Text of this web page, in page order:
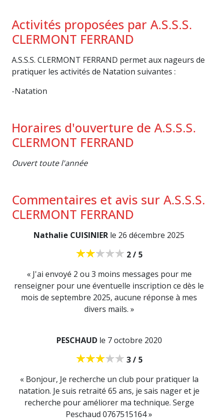
Activités proposées par A.S.S.S.
CLERMONT FERRAND
A.S.S.S. CLERMONT FERRAND permet aux nageurs de
pratiquer les activités de Natation suivantes :
-Natation
Horaires d'ouverture de A.S.S.S.
CLERMONT FERRAND
Ouvert toute l'année
Commentaires et avis sur A.S.S.S.
CLERMONT FERRAND
Nathalie CUISINIER le 26 décembre 2025
2 / 5
« J'ai envoyé 2 ou 3 moins messages pour me
renseigner pour une éventuelle inscription ce dès le
mois de septembre 2025, aucune réponse à mes
divers mails. »
PESCHAUDle 7 octobre 2020
3 / 5
« Bonjour, Je recherche un club pour pratiquer la
natation. Je suis retraité 65 ans, je sais nager et je
recherche pour améliorer ma technique. Serge
Peschaud 0767515164 »